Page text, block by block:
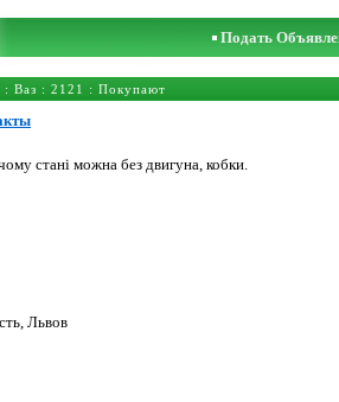
Подать
: Ваз : 2121 : Покупают
стані можна без двигуна, кобки.
Львов